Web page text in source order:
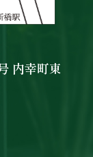
内幸町東